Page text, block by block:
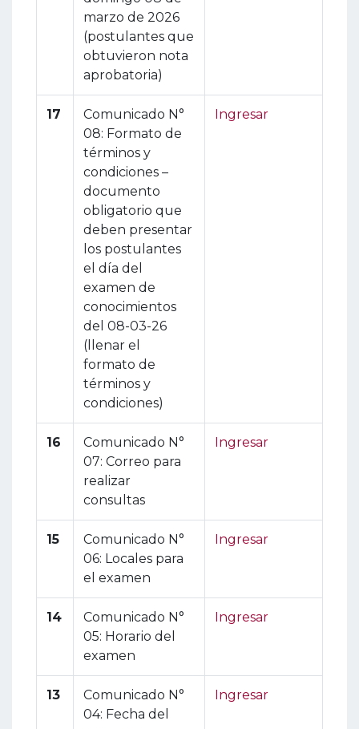
marzo de 2026
(postulantes que
obtuvieron nota
aprobatoria)
17
Comunicado N°
08: Formato de
términos y
condiciones –
documento
obligatorio que
deben presentar
los postulantes
el día del
examen de
conocimientos
del 08-03-26
(llenar el
formato de
términos y
condiciones)
Ingresar
16
Comunicado N°
07: Correo para
realizar
consultas
Ingresar
15
Comunicado N°
06: Locales para
el examen
Ingresar
14
Comunicado N°
05: Horario del
examen
Ingresar
13
Comunicado N°
04: Fecha del
Ingresar